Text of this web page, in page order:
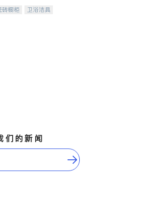
砖橱柜
卫浴洁具
们的新闻